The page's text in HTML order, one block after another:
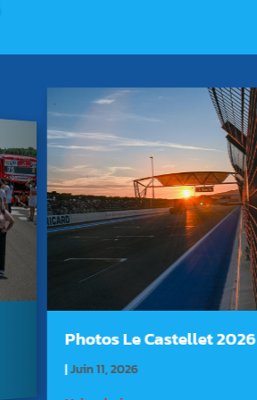
Photos Le Castellet 2026
|Juin 11, 2026